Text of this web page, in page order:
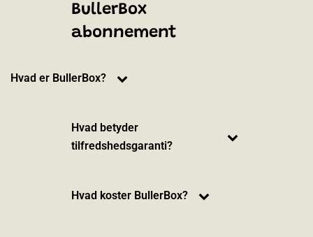
BullerBox
abonnement
Hvad er BullerBox?
Hvad betyder
tilfredshedsgaranti?
Hvad koster BullerBox?